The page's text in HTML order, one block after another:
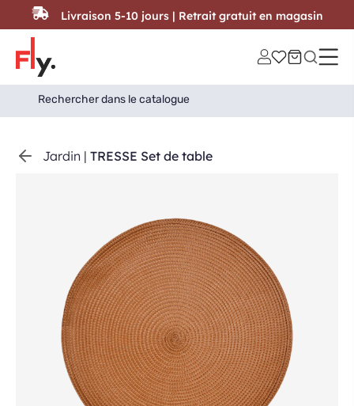
Passer au contenu
Search
for:
Search Button
Jardin | TRESSE Set de table
Livraison 5-10 jours | Retrait gratuit en magasin